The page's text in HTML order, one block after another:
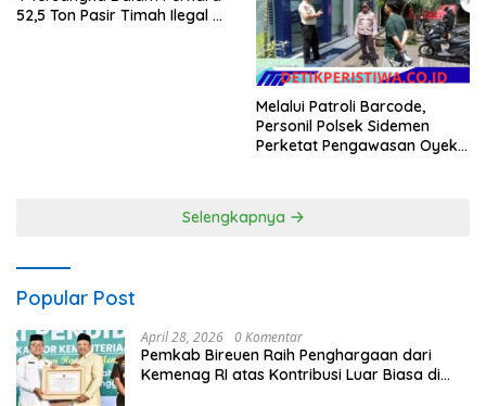
52,5 Ton Pasir Timah Ilegal Di
Melalui Patroli Barcode,
Personil Polsek Sidemen
Perketat Pengawasan Oyek
Selengkapnya
Popular Post
April 28, 2026 0 Komentar
Pemkab Bireuen Raih Penghargaan dari
Kemenag RI atas Kontribusi Luar Biasa di